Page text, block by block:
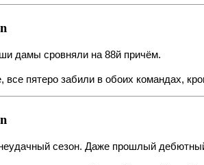
дамы сровняли на 88й причём.
пятеро забили в обоих командах,
сезон. Даже прошлый